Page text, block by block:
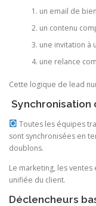
un email de
un contenu
une invitation à
une relance
Cette logique de lead
Synchronisation
Toutes les équipes
sont synchronisées en
doublons.
Le marketing, les ventes
unifiée du client.
Déclencheurs